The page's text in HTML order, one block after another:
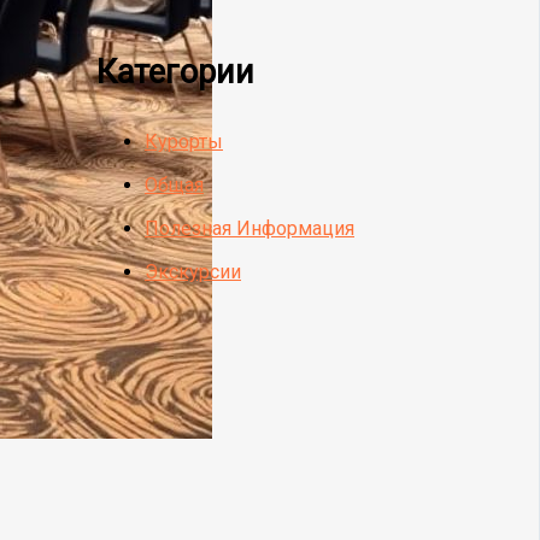
Категории
Курорты
Общая
Полезная Информация
Экскурсии